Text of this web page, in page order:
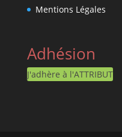
Mentions Légales
Adhésion
J'adhère à l'ATTRIBUT